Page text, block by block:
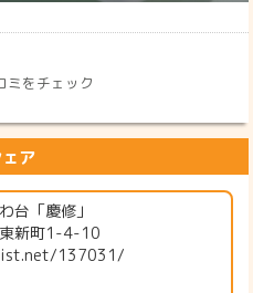
ミをチェック
ア
台「慶修」
新町1-4-10
137031/